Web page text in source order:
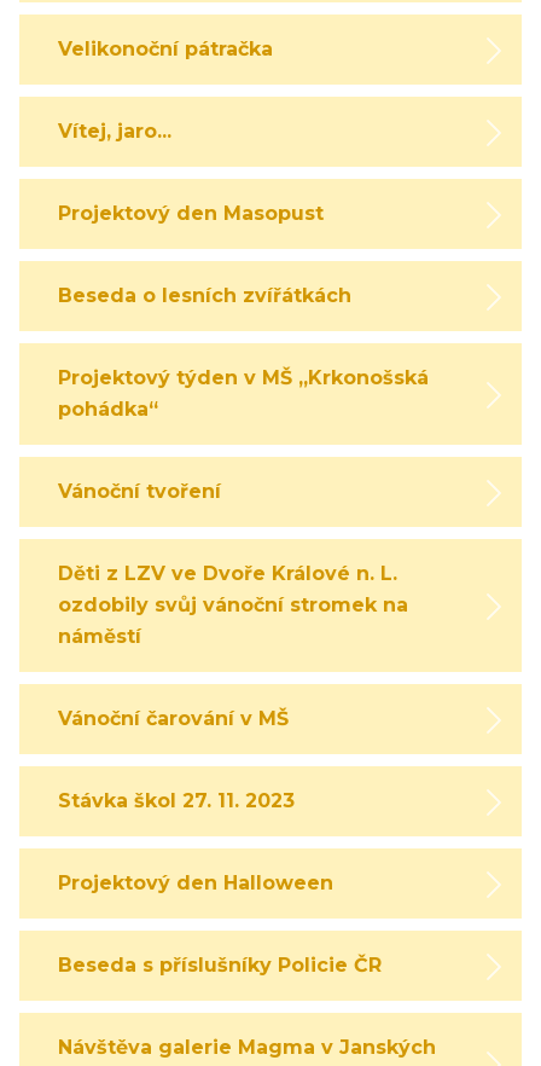
Velikonoční pátračka
Vítej, jaro...
Projektový den Masopust
Beseda o lesních zvířátkách
Projektový týden v MŠ „Krkonošská
pohádka“
Vánoční tvoření
Děti z LZV ve Dvoře Králové n. L.
ozdobily svůj vánoční stromek na
náměstí
Vánoční čarování v MŠ
Stávka škol 27. 11. 2023
Projektový den Halloween
Beseda s příslušníky Policie ČR
Návštěva galerie Magma v Janských